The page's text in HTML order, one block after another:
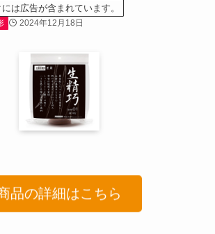
は広告が含まれています。
2024年12月18日
品の詳細はこちら